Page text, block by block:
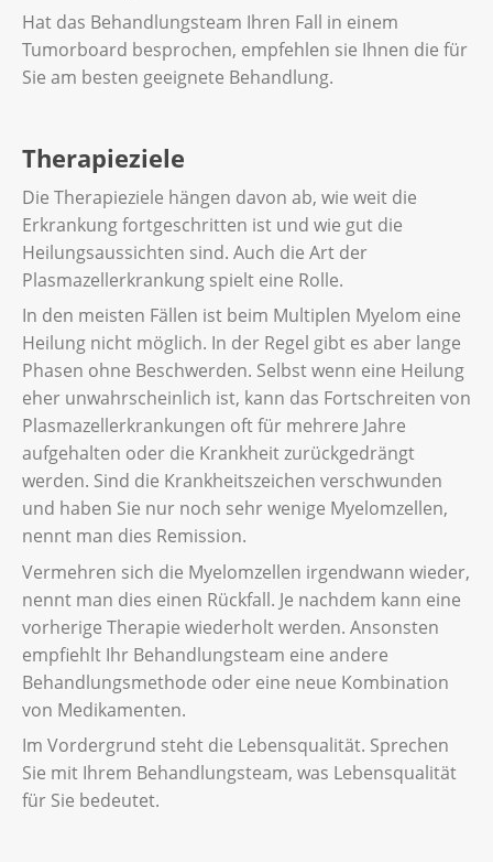
Hat das Behandlungsteam Ihren Fall in einem
Tumorboard besprochen, empfehlen sie Ihnen die für
Sie am besten geeignete Behandlung.
Therapieziele
Die Therapieziele hängen davon ab, wie weit die
Erkrankung fortgeschritten ist und wie gut die
Heilungsaussichten sind. Auch die Art der
Plasmazellerkrankung spielt eine Rolle.
In den meisten Fällen ist beim Multiplen Myelom eine
Heilung nicht möglich. In der Regel gibt es aber lange
Phasen ohne Beschwerden. Selbst wenn eine Heilung
eher unwahrscheinlich ist, kann das Fortschreiten von
Plasmazellerkrankungen oft für mehrere Jahre
aufgehalten oder die Krankheit zurückgedrängt
werden. Sind die Krankheitszeichen verschwunden
und haben Sie nur noch sehr wenige Myelomzellen,
nennt man dies Remission.
Vermehren sich die Myelomzellen irgendwann wieder,
nennt man dies einen Rückfall. Je nachdem kann eine
vorherige Therapie wiederholt werden. Ansonsten
empfiehlt Ihr Behandlungsteam eine andere
Behandlungsmethode oder eine neue Kombination
von Medikamenten.
Im Vordergrund steht die Lebensqualität. Sprechen
Sie mit Ihrem Behandlungsteam, was Lebensqualität
für Sie bedeutet.